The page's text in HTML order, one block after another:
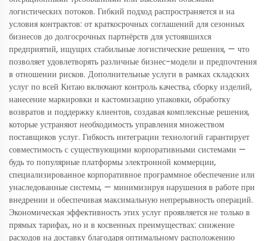
логистических потоков. Гибкий подход распространяется и на
условия контрактов: от краткосрочных соглашений для сезонных
бизнесов до долгосрочных партнёрств для устоявшихся
предприятий, ищущих стабильные логистические решения, — что
позволяет удовлетворять различные бизнес-модели и предпочтения
в отношении рисков. Дополнительные услуги в рамках складских
услуг по всей Китаю включают контроль качества, сборку изделий,
нанесение маркировки и кастомизацию упаковки, обработку
возвратов и поддержку клиентов, создавая комплексные решения,
которые устраняют необходимость управления множеством
поставщиков услуг. Гибкость интеграции технологий гарантирует
совместимость с существующими корпоративными системами —
будь то популярные платформы электронной коммерции,
специализированное корпоративное программное обеспечение или
унаследованные системы, — минимизируя нарушения в работе при
внедрении и обеспечивая максимальную непрерывность операций.
Экономическая эффективность этих услуг проявляется не только в
прямых тарифах, но и в косвенных преимуществах: снижение
расходов на доставку благодаря оптимальному расположению